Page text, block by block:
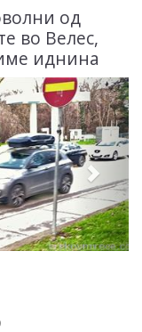
од
во Велес,
иднина